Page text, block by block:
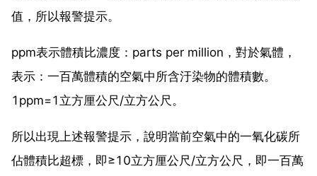
值，所以報警提示。
ppm表示體積比濃度：parts per million，對於氣體，
表示：一百萬體積的空氣中所含汙染物的體積數。
1ppm=1立方厘公尺/立方公尺。
所以出現上述報警提示，說明當前空氣中的一氧化碳所
佔體積比超標，即≥10立方厘公尺/立方公尺，即一百萬